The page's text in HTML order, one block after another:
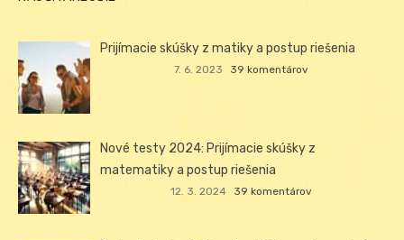
Prijímacie skúšky z matiky a postup riešenia
7. 6. 2023 39 komentárov
Nové testy 2024: Prijímacie skúšky z
matematiky a postup riešenia
12. 3. 2024 39 komentárov